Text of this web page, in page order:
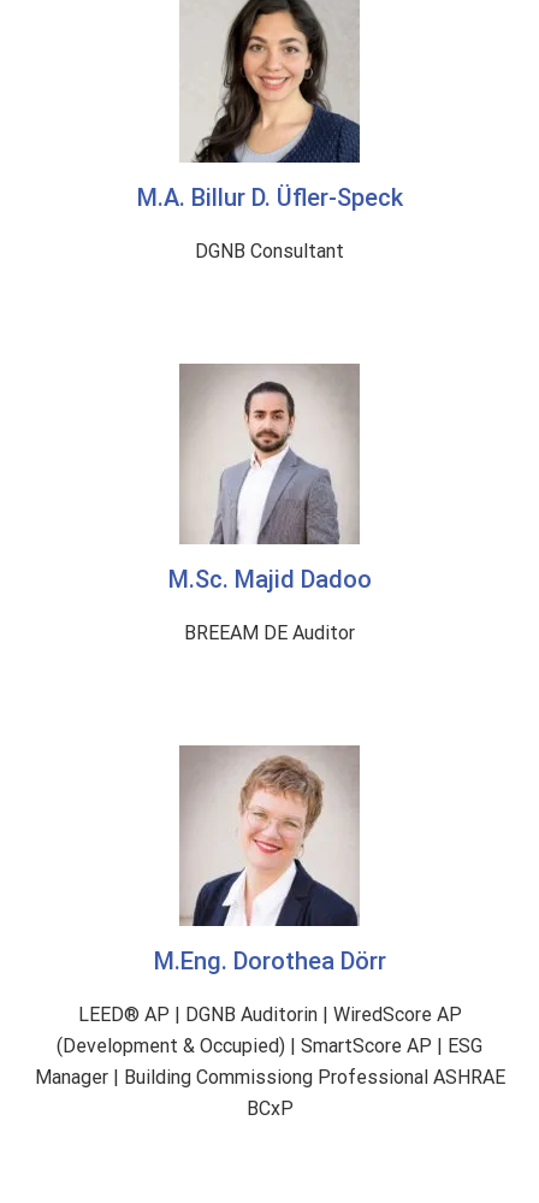
M.A. Billur D. Üfler-Speck
DGNB Consultant
M.Sc. Majid Dadoo
BREEAM DE Auditor
M.Eng. Dorothea Dörr
LEED® AP | DGNB Auditorin | WiredScore AP
(Development & Occupied) | SmartScore AP | ESG
Manager | Building Commissiong Professional ASHRAE
BCxP